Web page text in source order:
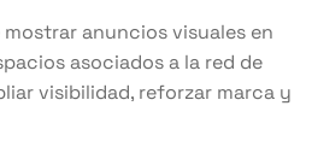
anuncios visuales en
asociados a la red de
visibilidad, reforzar marca y